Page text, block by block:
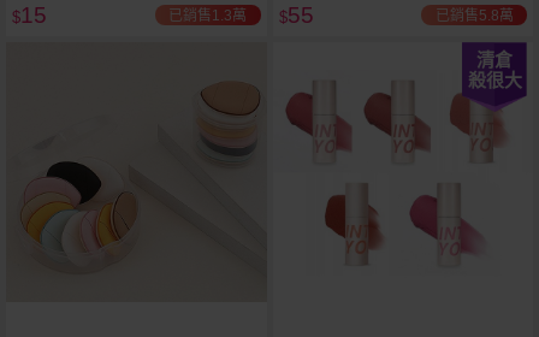
$15 已銷售1.3萬 $55 已銷售5.8萬
清倉
殺很大